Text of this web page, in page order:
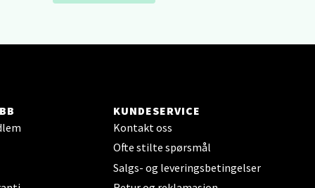
KUNDESERVICE
Kontakt oss
Ofte stilte spørsmål
Salgs- og leveringsbetingelser